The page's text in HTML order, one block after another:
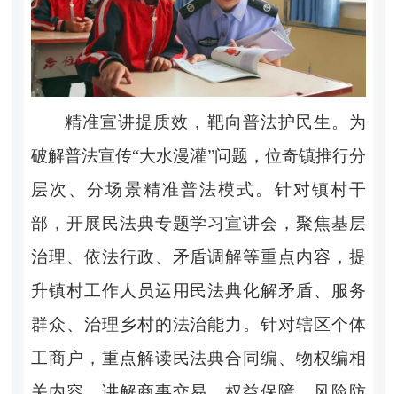
精准宣讲提质效，靶向普法护民生。 为
破解普法宣传“大水漫灌”问题，位奇镇推行分
层次、分场景精准普法模式。针对镇村干
部，开展民法典专题学习宣讲会，聚焦基层
治理、依法行政、矛盾调解等重点内容，提
升镇村工作人员运用民法典化解矛盾、服务
群众、治理乡村的法治能力。针对辖区个体
工商户，重点解读民法典合同编、物权编相